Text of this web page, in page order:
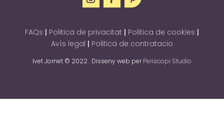
FAQs | Politica de privacitat | Politica de cookies |
Avís legal | Politica de contratacio
Ivet Jornet © 2022 . Disseny web perPeriscopi Studio